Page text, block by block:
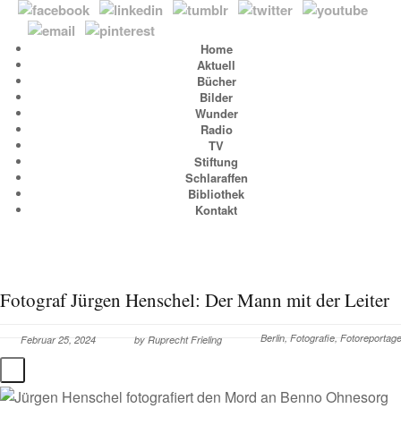
Home
Aktuell
Bücher
Bilder
Wunder
Radio
TV
Stiftung
Schlaraffen
Bibliothek
Kontakt
Fotograf Jürgen Henschel: Der Mann mit der Leiter
Februar 25, 2024 by Ruprecht Frieling Berlin, Fotografie, Fotoreportage